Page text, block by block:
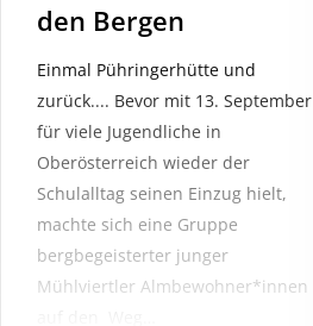
den Bergen
Einmal Pühringerhütte und
zurück.... Bevor mit 13. September
für viele Jugendliche in
Oberösterreich wieder der
Schulalltag seinen Einzug hielt,
machte sich eine Gruppe
bergbegeisterter junger
Mühlviertler Almbewohner*innen